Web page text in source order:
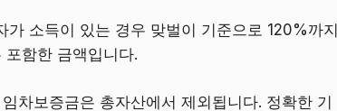
소득이 있는 경우 맞벌이 기준으로 120%까지
함한 금액입니다.
차보증금은 총자산에서 제외됩니다. 정확한 기